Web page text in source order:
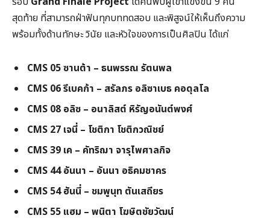
สุดท้าย ที่สามารถฝ่าฟันทุกบททดสอบ และพิสูจน์ให้เห็นถึงความ
พร้อมทั้งด้านทักษะ วินัย และหัวใจของการเป็นศิลปิน ได้แก่
CMS 05ซานต้า – ธนพรรณ รัตนพล
CMS 06รีเบคก้า – สรัลภร อลิซาเบธ คอดุลโล
CMS 08 อลิซ – อนาลิสต์ หิรัญอนันต์พงศ์
CMS 27 เจนี่ – โชติกา โชติกวณิชย์
CMS 39 เค – คัทริฌา จารุไพศาลกิจ
CMS 44อันนา – อันนา อธิคมชาคร
CMS 54ฮันนี่ – ชมพูนุท ตันเสถียร
CMS 55 แฮม – พนิตา โฆษิตชัยวัฒน์